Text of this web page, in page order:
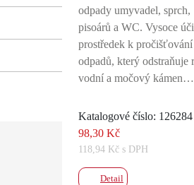
odpady umyvadel, sprch,
pisoárů a WC. Vysoce
prostředek k pročišťování
odpadů, který odstraňuje
vodní a močový kámen…
Katalogové číslo: 126284
98,30 Kč
118,94 Kč s DPH
Detail